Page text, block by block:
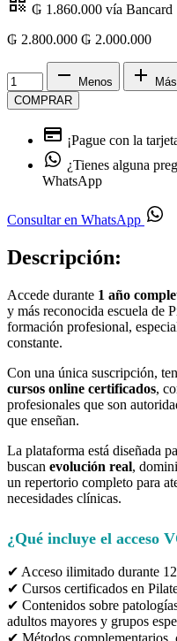
₲ 1.860.000 vía Bancard
₲ 2.800.000 ₲ 2.000.000
Menos
Más
COMPRAR
¡Pague con la
¿Tienes alguna
WhatsApp
Consultar en WhatsApp
Descripción:
Accede durante 1 año
y más reconocida escuela de
formación profesional,
constante.
Con una única suscripción,
cursos online certificados,
profesionales que son
que enseñan.
La plataforma está diseñada
buscan evolución real,
un repertorio completo para
necesidades clínicas.
¿Qué incluye el acceso
✔ Acceso ilimitado durante 12
✔ Cursos certificados en
✔ Contenidos sobre
adultos mayores y grupos